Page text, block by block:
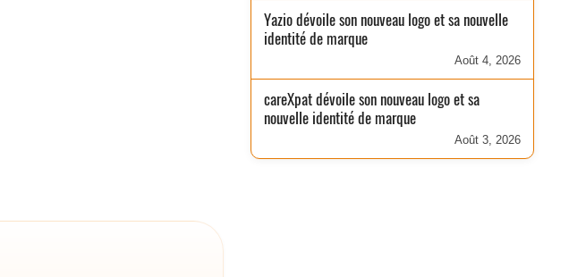
Yazio dévoile son nouveau logo et sa nouvelle
identité de marque
Août 4, 2026
careXpat dévoile son nouveau logo et sa
nouvelle identité de marque
Août 3, 2026